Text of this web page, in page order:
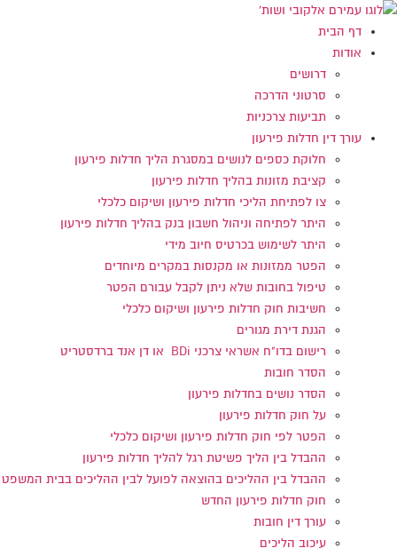
דלג
לתוכן
דף הבית
אודות
דרושים
סרטוני הדרכה
תביעות צרכניות
עורך דין חדלות פירעון
חלוקת כספים לנושים במסגרת הליך חדלות פירעון
קציבת מזונות בהליך חדלות פירעון
צו לפתיחת הליכי חדלות פירעון ושיקום כלכלי
היתר לפתיחה וניהול חשבון בנק בהליך חדלות פירעון
היתר לשימוש בכרטיס חיוב מידי
הפטר ממזונות או מקנסות במקרים מיוחדים
טיפול בחובות שלא ניתן לקבל עבורם הפטר
חשיבות חוק חדלות פירעון ושיקום כלכלי
הגנת דירת מגורים
רישום בדו"ח אשראי צרכני BDi או דן אנד ברדסטריט
הסדר חובות
הסדר נושים בחדלות פירעון
על חוק חדלות פירעון
הפטר לפי חוק חדלות פירעון ושיקום כלכלי
ההבדל בין הליך פשיטת רגל להליך חדלות פירעון
ההבדל בין ההליכים בהוצאה לפועל לבין ההליכים בבית המשפט
חוק חדלות פירעון החדש
עורך דין חובות
עיכוב הליכים